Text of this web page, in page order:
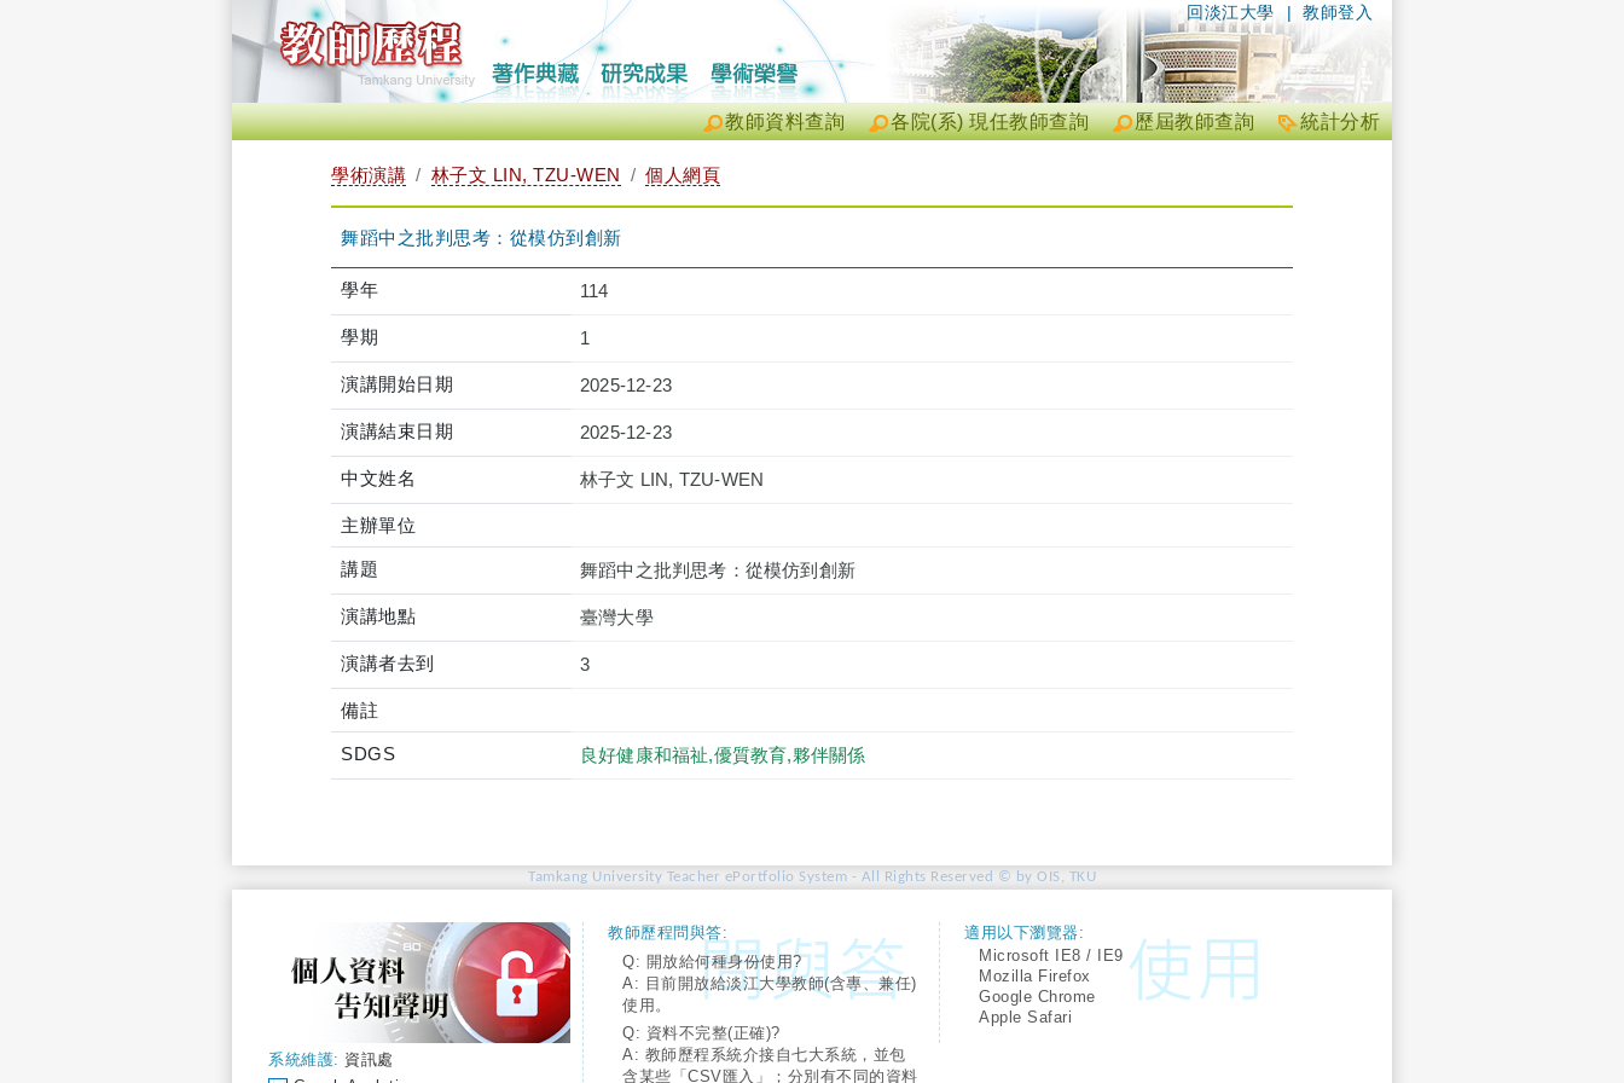
| 教師登入
回淡江大學
統計分析
歷屆教師查詢
各院(系) 現任教師查詢
教師資料查詢
學術演講 林子文 LIN, TZU-WEN 個人網頁
舞蹈中之批判思考：從模仿到創新
學年 114
學期 1
演講開始日期 2025-12-23
演講結束日期 2025-12-23
中文姓名 林子文 LIN, TZU-WEN
主辦單位
講題 舞蹈中之批判思考：從模仿到創新
演講地點 臺灣大學
演講者去到 3
備註
SDGS 良好健康和福祉,優質教育,夥伴關係
Tamkang University Teacher ePortfolio System - All Rights Reserved © by OIS, TKU
系統維護: 資訊處
教師歷程問與答:
Q: 開放給何種身份使用?
A: 目前開放給淡江大學教師(含專、兼任)
使用。
Q: 資料不完整(正確)?
A: 教師歷程系統介接自七大系統，並包
含某些「CSV匯入」；分別有不同的資料
適用以下瀏覽器:
Microsoft IE8 / IE9
Mozilla Firefox
Google Chrome
Apple Safari